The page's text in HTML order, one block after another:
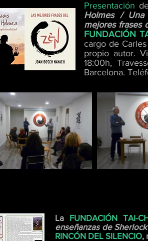
Presentación
Holmes / Una
mejores frases
FUNDACIÓN
cargo de
propio autor.
18:00h,
Barcelona.
La FUNDACIÓN TAI-
enseñanzas de
RINCÓN DEL SILENCIO,